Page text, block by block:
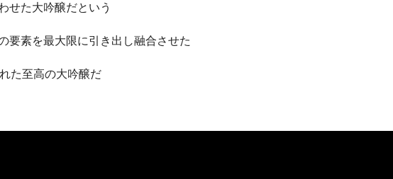
せた大吟醸だという
要素を最大限に引き出し融合させた
た至高の大吟醸だ